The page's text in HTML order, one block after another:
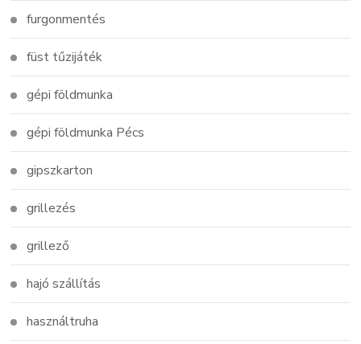
furgonmentés
füst tűzijáték
gépi földmunka
gépi földmunka Pécs
gipszkarton
grillezés
grillező
hajó szállítás
használtruha